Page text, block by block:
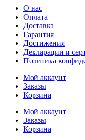
О нас
Оплата
Доставка
Гарантия
Достижения
Декларации и
Политика
Мой аккаунт
Заказы
Корзина
Мой аккаунт
Заказы
Корзина